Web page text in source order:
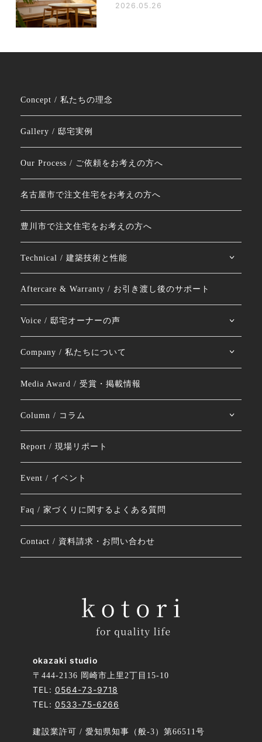
2026.05.26
okazaki studio
〒444-2136 岡崎市上里2丁目15-10
TEL: 0564-73-9718
TEL: 0533-75-6266
建設業許可 / 愛知県知事（般-3）第66511号
Concept / 私たちの理念
Gallery / 邸宅実例
Our Process / ご依頼をお考えの方へ
名古屋市で注文住宅をお考えの方へ
豊川市で注文住宅をお考えの方へ
Technical / 建築技術と性能
Aftercare & Warranty / お引き渡し後のサポート
Voice / 邸宅オーナーの声
Company / 私たちについて
Media Award / 受賞・掲載情報
Column / コラム
Report / 現場リポート
Event / イベント
Faq / 家づくりに関するよくある質問
Contact / 資料請求・お問い合わせ